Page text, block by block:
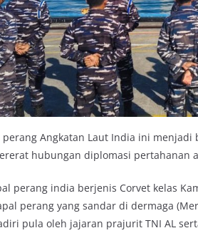
perang Angkatan Laut India ini
hubungan diplomasi pertahanan
perang india berjenis Corvet kelas
perang yang sandar di dermaga
pula oleh jajaran prajurit TNI AL